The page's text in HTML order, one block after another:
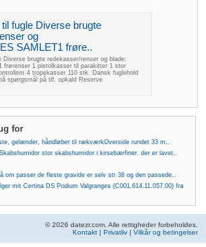
fugle Diverse brugte
og
SAMLET1 frøre..
Diverse brugte redekasser/renser og blade:
frørenser 1 pistolkasser til parakitter 1 stor
4 tropekasser 110 stk. Dansk fuglehold
spørgsmål på tlf. opkald Reserve
for
gelænder, håndløber til rækværkOverside rundet 33 m..
stor skabshumidor i kirsebærfiner. der er lavet..
om passer de fleste gravide er selv str 38 og den passede..
mit Certina DS Podium Valgranges (C001.614.11.057.00) fra
© 2026 datezr.com. Alle rettigheder forbeholdes.
Kontakt | Privatliv | Vilkår og betingelser